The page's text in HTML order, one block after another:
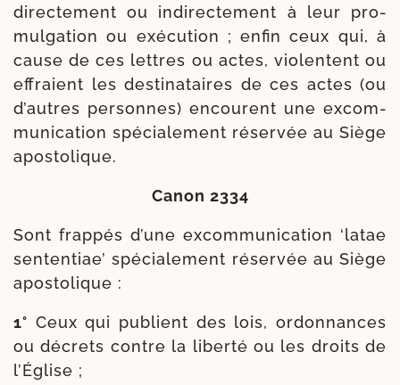
direc­te­ment ou indi­rec­te­ment à leur pro­
mul­ga­tion ou exé­cu­tion ; enfin ceux qui, à
cause de ces lettres ou actes, vio­lentent ou
effraient les des­ti­na­taires de ces actes (ou
d’autres per­sonnes) encourent une excom­
mu­ni­ca­tion spé­cia­le­ment réser­vée au Siège
apostolique.
Canon 2334
Sont frap­pés d’une excom­mu­ni­ca­tion ‘latae
sen­ten­tiae’ spé­cia­le­ment réser­vée au Siège
apostolique :
1° Ceux qui publient des lois, ordon­nances
ou décrets contre la liber­té ou les droits de
l’Église ;